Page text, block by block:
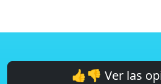
👍👎 Ver las